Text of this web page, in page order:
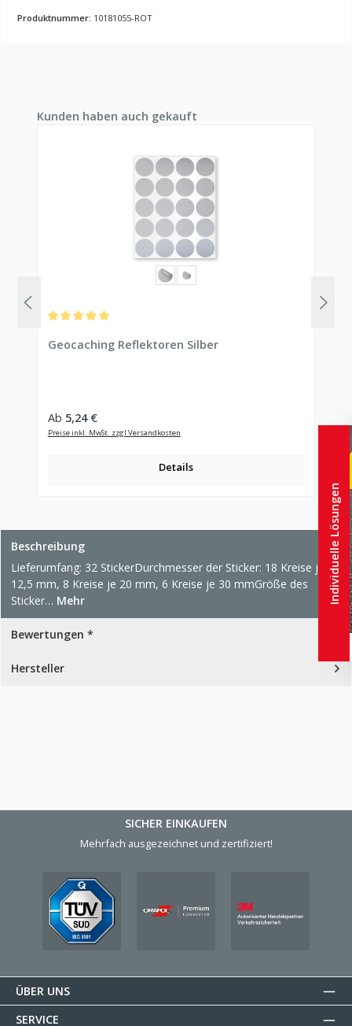
Produktnummer: 10181055-ROT
Produktgalerie überspringen
Kunden haben auch gekauft
Geocaching Reflektoren Silber
Regulärer Preis:
Ab 5,24 €
Preise inkl. MwSt. zzgl Versandkosten
Details
Beschreibung
Lieferumfang: 32 StickerDurchmesser der Sticker: 18 Kreise je
12,5 mm, 8 Kreise je 20 mm, 6 Kreise je 30 mmGröße des
Sticker… Mehr
Bewertungen *
Hersteller
SICHER EINKAUFEN
Mehrfach ausgezeichnet und zertifiziert!
ÜBER UNS
SERVICE
Individuelle Lösungen